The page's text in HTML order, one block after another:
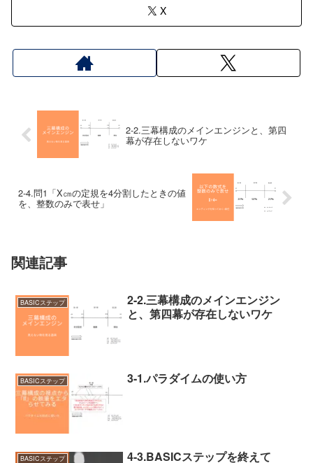
X
2-2.三幕構成のメインエンジンと、第四
幕が存在しないワケ
2-4.問1「X㎝の定規を4分割したときの値
を、整数のみで表せ」
関連記事
BASICステップ
2-2.三幕構成のメインエンジン
と、第四幕が存在しないワケ
BASICステップ 3-1.パラダイムの使い方
BASICステップ 4-3.BASICステップを終えて